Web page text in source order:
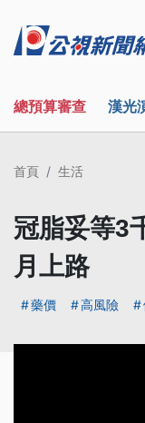
總預算審查 漢光
首頁 生活
冠脂妥等3
月上路
藥價 高風險